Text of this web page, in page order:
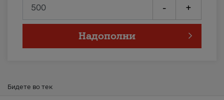
- +
Надополни
Бидете во тек